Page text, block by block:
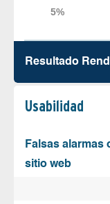
Resultado
Usabilidad
Falsas alarmas
sitio web